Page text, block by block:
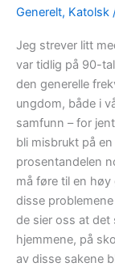
ført
fra
døden
til
livet
Generelt, Katolsk
Jeg strever litt
var tidlig på 90-
den generelle
ungdom, både i
samfunn – for
bli misbrukt på
prosentandelen
må føre til en
disse
de sier oss at det
hjemmene, på
av disse sakene